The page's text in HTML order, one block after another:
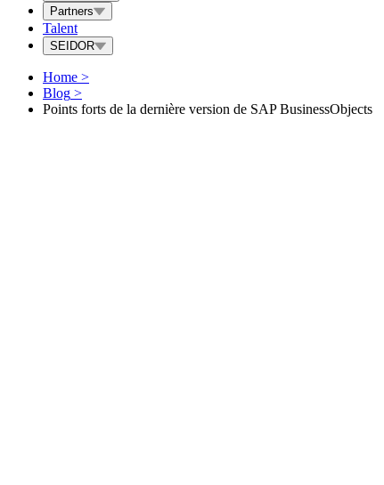
Partners
Talent
SEIDOR
Home >
Blog >
Points forts de la dernière version de SAP BusinessObjects